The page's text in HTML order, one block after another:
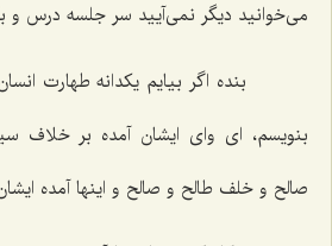
می‌خوانید دیگر نمی‌آیید سر جلسه درس و
بنده اگر بیایم یكدانه طهارت
بنویسم، ای وای ایشان آمده بر خلاف
صالح و خلف طالح و صالح و اینها آمده